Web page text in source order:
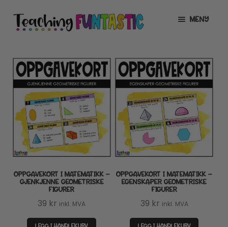
Hopp
til
Hopp
til
MENY
UNDERMENY
MIN KONTO
GRATIS
UTVID
UNDERMENY
BUTIKK
UTVID
UNDERMENY
LISENSER
UTVID
TIPSHJØRNET
OPPGAVEKORT I MATEMATIKK –
GJENKJENNE GEOMETRISKE
FIGURER
39 kr inkl. MVA
OPPGAVEKORT I MATEMATIKK –
EGENSKAPER GEOMETRISKE
FIGURER
39 kr inkl. MVA